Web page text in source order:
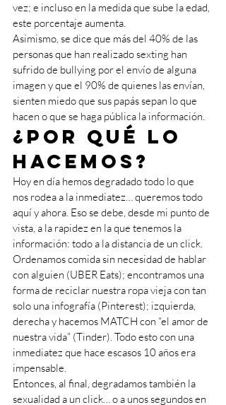
vez; e incluso en la medida que sube la edad,
este porcentaje aumenta.
Asimismo, se dice que más del 40% de las
personas que han realizado sexting han
sufrido de bullying por el envío de alguna
imagen y que el 90% de quienes las envían,
sienten miedo que sus papás sepan lo que
hacen o que se haga pública la información.
¿Por qué lo
hacemos?
Hoy en día hemos degradado todo lo que
nos rodea a la inmediatez… queremos todo
aquí y ahora. Eso se debe, desde mi punto de
vista, a la rapidez en la que tenemos la
información: todo a la distancia de un click.
Ordenamos comida sin necesidad de hablar
con alguien (UBER Eats); encontramos una
forma de reciclar nuestra ropa vieja con tan
solo una infografía (Pinterest); izquierda,
derecha y hacemos MATCH con “el amor de
nuestra vida” (Tinder). Todo esto con una
inmediatez que hace escasos 10 años era
impensable.
Entonces, al final, degradamos también la
sexualidad a un click… o a unos segundos en